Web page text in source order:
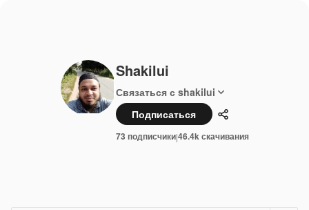
Shakilui
Связаться с shakilui
Подписаться
Поделиться
73 подписчики|46.4k скачивания